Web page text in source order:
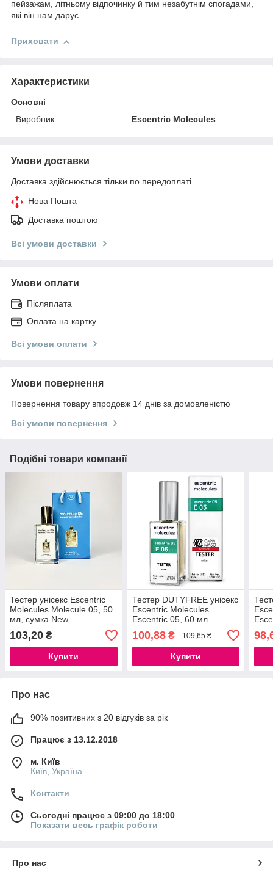
пейзажам, літньому відпочинку й тим незабутнім спогадами,
які він нам дарує.
Приховати
Характеристики
Основні
Виробник
Escentric Molecules
Умови доставки
Доставка здійснюється тільки по передоплаті.
Нова Пошта
Доставка поштою
Всі умови доставки
Умови оплати
Післяплата
Оплата на картку
Всі умови оплати
Умови повернення
Повернення товару впродовж 14 днів за домовленістю
Всі умови повернення
Подібні товари компанії
Тестер унісекс Escentric
Molecules Molecule 05, 50
мл, сумка New
103,20 ₴
Купити
Тестер DUTYFREE унісекс
Escentric Molecules
Escentric 05, 60 мл
100,88₴ 109,65 ₴
Купити
Про нас
90% позитивних з 20 відгуків за рік
Працює з 13.12.2018
м. Київ
Київ, Україна
Контакти
Сьогодні працює з 09:00 до 18:00
Показати весь графік роботи
Про нас